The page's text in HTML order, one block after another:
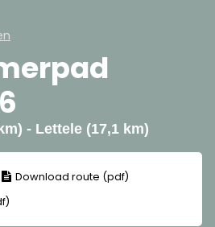
- Lettele (17,1 km)
Download route (pdf)